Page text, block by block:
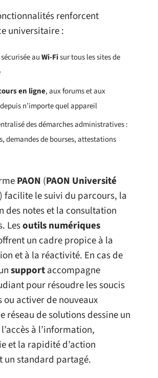
renforcent
universitaire :
auWi-Fisur tous les sites de
en ligne, aux forums et aux
n’importe quel appareil
des démarches administratives :
demandes de bourses, attestations
PAON (PAON Université
) facilite le suivi du parcours, la
des notes et la consultation
Lesoutils numériques
un cadre propice à la
et à la réactivité. En cas de
supportaccompagne
pour résoudre les soucis
ou activer de nouveaux
réseau de solutions dessine un
à l’information,
et la rapidité d’action
un standard partagé.